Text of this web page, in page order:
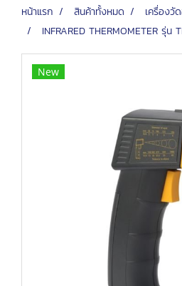
หน้าแรก สินค้าทั้งหมด
เครื่อง
INFRARED THERMOMETER รุ่น
New